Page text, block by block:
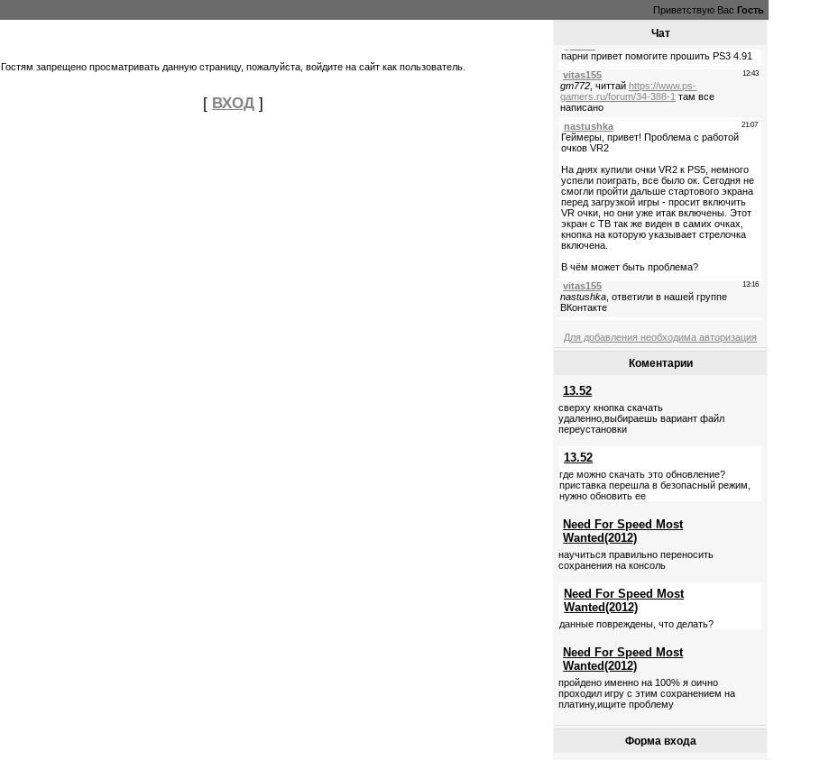
Приветствую Вас Гость
Гостям запрещено просматривать данную страницу, пожалуйста, войдите на сайт как пользователь.
[ ВХОД ]
Чат
Для добавления необходима авторизация
Коментарии
13.52
сверху кнопка скачать
удаленно,выбираешь вариант файл
переустановки
13.52
где можно скачать это обновление?
приставка перешла в безопасный режим,
нужно обновить ее
Need For Speed Most
Wanted(2012)
научиться правильно переносить
сохранения на консоль
Need For Speed Most
Wanted(2012)
данные повреждены, что делать?
Need For Speed Most
Wanted(2012)
пройдено именно на 100% я оично
проходил игру с этим сохранением на
платину,ищите проблему
Форма входа